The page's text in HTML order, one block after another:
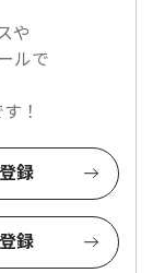
や
ルで
！
録
録